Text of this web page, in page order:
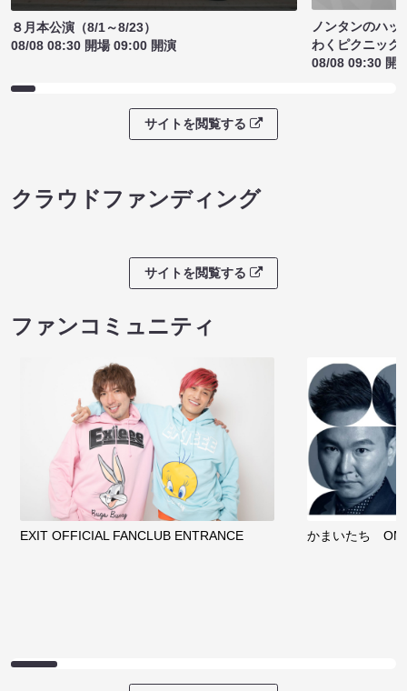
８月本公演（8/1～8/23）
08/08 08:30 開場 09:00 開演
ノンタンのハッ
わくピクニック
08/08 09:30 開
サイトを閲覧する
クラウドファンディング
サイトを閲覧する
ファンコミュニティ
EXIT OFFICIAL FANCLUB ENTRANCE かまいたち